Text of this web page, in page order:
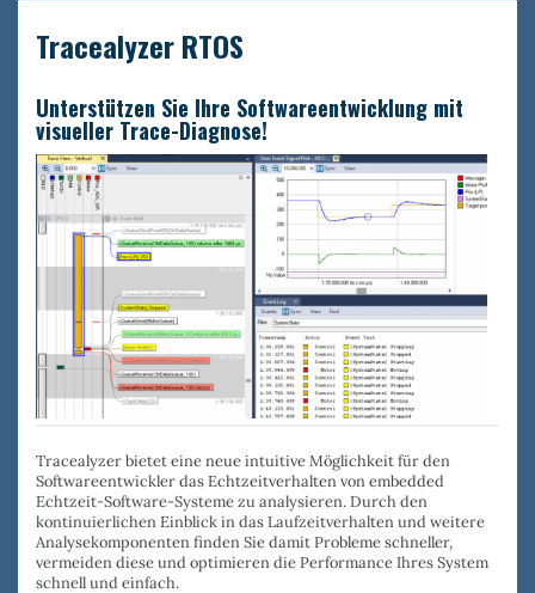
Tracealyzer RTOS
Unterstützen Sie Ihre Softwareentwicklung mit
visueller Trace-Diagnose!
Tracealyzer bietet eine neue intuitive Möglichkeit für den
Softwareentwickler das Echtzeitverhalten von embedded
Echtzeit-Software-Systeme zu analysieren. Durch den
kontinuierlichen Einblick in das Laufzeitverhalten und weitere
Analysekomponenten finden Sie damitProbleme schneller,
vermeiden diese und optimieren die PerformanceIhres System
schnell und einfach.